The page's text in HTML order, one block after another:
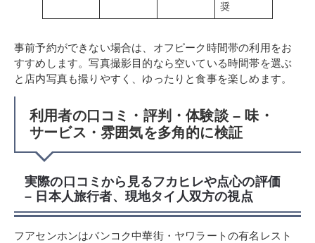
奨
事前予約ができない場合は、オフピーク時間帯の利用をお
すすめします。写真撮影目的なら空いている時間帯を選ぶ
と店内写真も撮りやすく、ゆったりと食事を楽しめます。
利用者の口コミ・評判・体験談 – 味・
サービス・雰囲気を多角的に検証
実際の口コミから見るフカヒレや点心の評価
– 日本人旅行者、現地タイ人双方の視点
フアセンホンはバンコク中華街・ヤワラートの有名レスト